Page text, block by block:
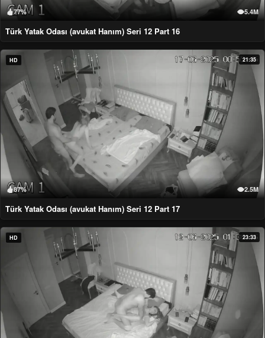
77% 5.4M
Türk Yatak Odası (avukat Hanım) Seri 12 Part 16
HD 21:35
87% 2.5M
Türk Yatak Odası (avukat Hanım) Seri 12 Part 17
HD 23:33